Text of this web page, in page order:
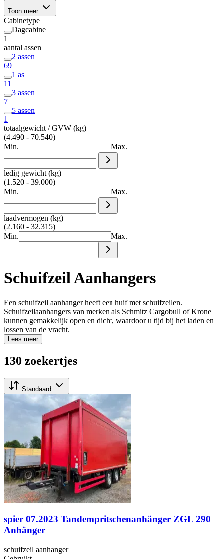
Toon meer
Cabinetype
Dagcabine
1
aantal assen
2 assen
69
1 as
11
3 assen
7
5 assen
1
totaalgewicht / GVW (kg)
(4.490 - 70.540)
Min.
Max.
ledig gewicht (kg)
(1.520 - 39.000)
Min.
Max.
laadvermogen (kg)
(2.160 - 32.315)
Min.
Max.
Schuifzeil Aanhangers
Een schuifzeil aanhanger heeft een huif met schuifzeilen.
Schuifzeilaanhangers van merken als Schmitz Cargobull of Krone
kunnen gemakkelijk open en dicht, waardoor u tijd bij het laden en
lossen van de vracht.
Lees meer
130 zoekertjes
Standaard
spier 07.2023 Tandempritschenanhänger ZGL 290
Anhänger
schuifzeil aanhanger